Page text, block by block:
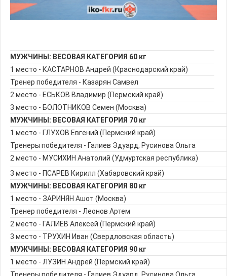
МУЖЧИНЫ: ВЕСОВАЯ КАТЕГОРИЯ 60 кг
1 место - КАСТАРНОВ Андрей (Краснодарский край)
Тренер победителя - Казарян Самвел
2 место - ЕСЬКОВ Владимир (Пермский край)
3 место - БОЛОТНИКОВ Семен (Москва)
МУЖЧИНЫ: ВЕСОВАЯ КАТЕГОРИЯ 70 кг
1 место - ГЛУХОВ Евгений (Пермский край)
Тренеры победителя - Галиев Эдуард, Русинова Ольга
2 место - МУСИХИН Анатолий (Удмуртская республика)
3 место - ПСАРЕВ Кирилл (Хабаровский край)
МУЖЧИНЫ: ВЕСОВАЯ КАТЕГОРИЯ 80 кг
1 место - ЗАРИНЯН Ашот (Москва)
Тренер победителя - Леонов Артем
2 место - ГАЛИЕВ Алексей (Пермский край)
3 место - ТРУХИН Иван (Свердловская область)
МУЖЧИНЫ: ВЕСОВАЯ КАТЕГОРИЯ 90 кг
1 место - ЛУЗИН Андрей (Пермский край)
Тренеры победителя - Галиев Эдуард, Русинова Ольга